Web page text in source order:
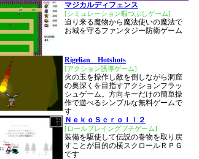
マジカルディフェンス
[シミュレーション暇つぶしゲーム]
迫り来る魔物から魔法使いの魔法で
お城を守るファンタジー防衛ゲーム
Rigelian Hotshots
[アクション誘導ゲーム]
火の玉を操作し敵を倒しながら洞窟
の奥深くを目指すアクションフラッ
シュゲーム。方向キーだけの簡単操
作で遊べるシンプルな無料ゲームで
す
ＮｅｋｏＳｃｒｏｌｌ２
[ロールプレイングプチゲーム]
装備を駆使して伝説の巻物を取り戻
すことが目的の横スクロールＲＰＧ
です